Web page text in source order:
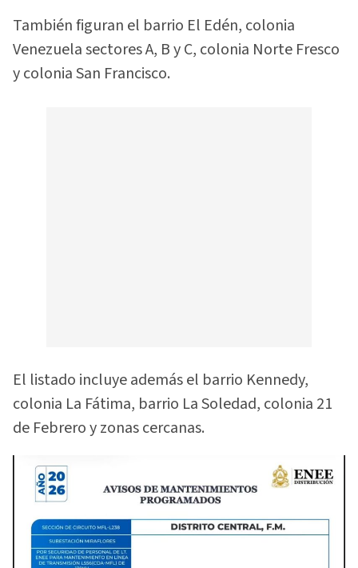
También figuran el barrio El Edén, colonia
Venezuela sectores A, B y C, colonia Norte Fresco
y colonia San Francisco.
El listado incluye además el barrio Kennedy,
colonia La Fátima, barrio La Soledad, colonia 21
de Febrero y zonas cercanas.